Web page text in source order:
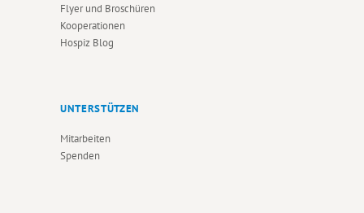
Flyer und Broschüren
Kooperationen
Hospiz Blog
UNTERSTÜTZEN
Mitarbeiten
Spenden